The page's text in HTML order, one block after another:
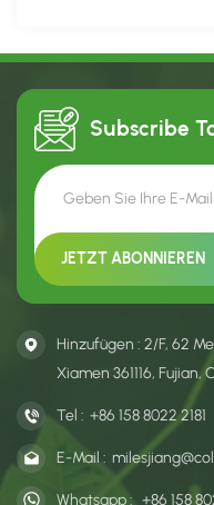
Subscribe
Hinzufügen : 2/F, 62
Xiamen 361116, Fujian,
Tel : +86 158 8022 2181
E-Mail :
Whatsapp : +86 158